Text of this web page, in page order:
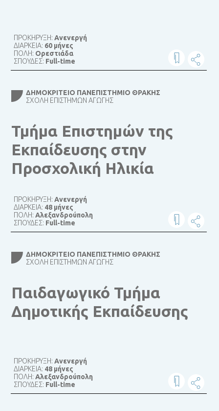
ΠΡΟΚΗΡΥΞΗ:Ανενεργή
ΔΙΑΡΚΕΙΑ: 60 μήνες
ΠΟΛΗ: Ορεστιάδα
ΣΠΟΥΔΕΣ: Full-time
ΔΗΜΟΚΡΊΤΕΙΟ ΠΑΝΕΠΙΣΤΉΜΙΟ ΘΡΆΚΗΣ
ΣΧΟΛΉ ΕΠΙΣΤΗΜΏΝ ΑΓΩΓΉΣ
Τμήμα Επιστημών της
Εκπαίδευσης στην
Προσχολική Ηλικία
ΠΡΟΚΗΡΥΞΗ:Ανενεργή
ΔΙΑΡΚΕΙΑ: 48 μήνες
ΠΟΛΗ:Αλεξανδρούπολη
ΣΠΟΥΔΕΣ: Full-time
ΔΗΜΟΚΡΊΤΕΙΟ ΠΑΝΕΠΙΣΤΉΜΙΟ ΘΡΆΚΗΣ
ΣΧΟΛΉ ΕΠΙΣΤΗΜΏΝ ΑΓΩΓΉΣ
Παιδαγωγικό Τμήμα
Δημοτικής Εκπαίδευσης
ΠΡΟΚΗΡΥΞΗ:Ανενεργή
ΔΙΑΡΚΕΙΑ: 48 μήνες
ΠΟΛΗ:Αλεξανδρούπολη
ΣΠΟΥΔΕΣ: Full-time